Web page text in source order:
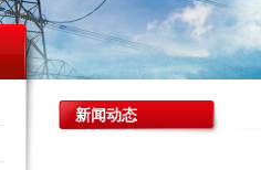
新闻动态